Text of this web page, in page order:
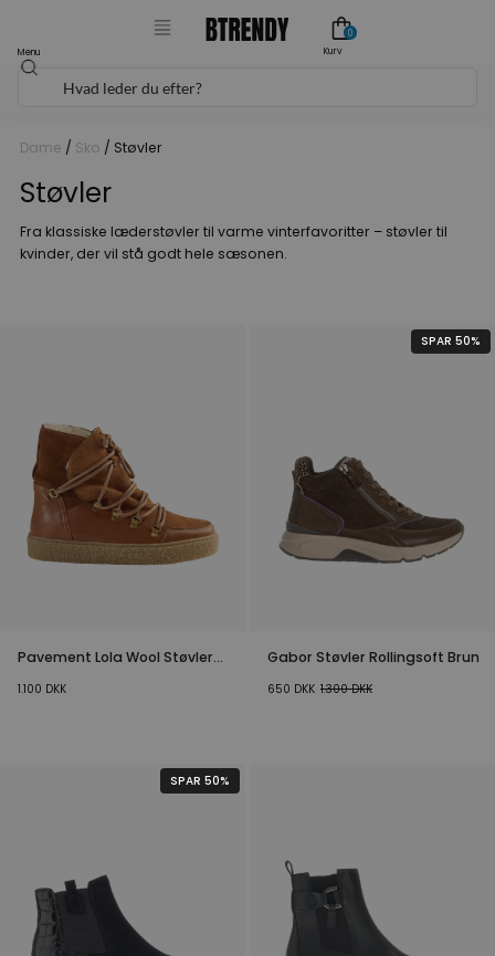
indholdet
Menu
0
Kurv
Dame / Sko / Støvler
Støvler
Fra klassiske læderstøvler til varme vinterfavoritter – støvler til
kvinder, der vil stå godt hele sæsonen.
Pavement Lola Wool Støvler
1.100 DKK
SPAR 50%
Gabor Støvler Rollingsoft Brun
650 DKK 1.300DKK
SPAR 50%